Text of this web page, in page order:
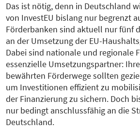
Das ist nötig, denn in Deutschland
von InvestEU bislang nur begrenzt
Förderbanken sind aktuell nur fünf
an der Umsetzung der EU-
Dabei sind nationale und regionale
essenzielle Umsetzungspartner:
bewährten Förderwege sollten
um Investitionen effizient zu
der Finanzierung zu sichern. Doch
nur bedingt anschlussfähig an die
Deutschland.